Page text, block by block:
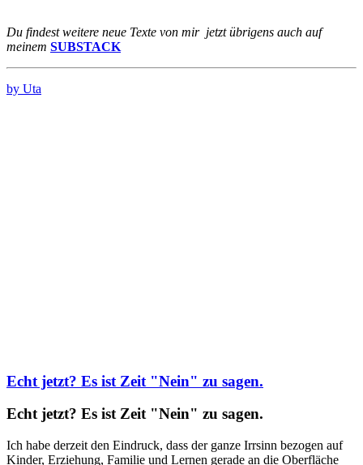
Du findest weitere neue Texte von mir jetzt übrigens auch auf
meinem SUBSTACK
by Uta
Echt jetzt? Es ist Zeit "Nein" zu sagen.
Echt jetzt? Es ist Zeit "Nein" zu sagen.
Ich habe derzeit den Eindruck, dass der ganze Irrsinn bezogen auf
Kinder, Erziehung, Familie und Lernen gerade an die Oberfläche